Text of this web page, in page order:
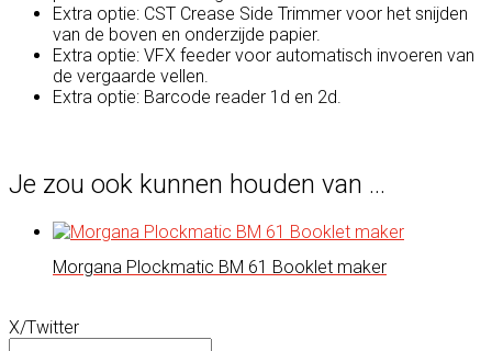
Extra optie: CST Crease Side Trimmer voor het snijden
van de boven en onderzijde papier.
Extra optie: VFX feeder voor automatisch invoeren van
de vergaarde vellen.
Extra optie: Barcode reader 1d en 2d.
Je zou ook kunnen houden van …
Morgana Plockmatic BM 61 Booklet maker
X/Twitter